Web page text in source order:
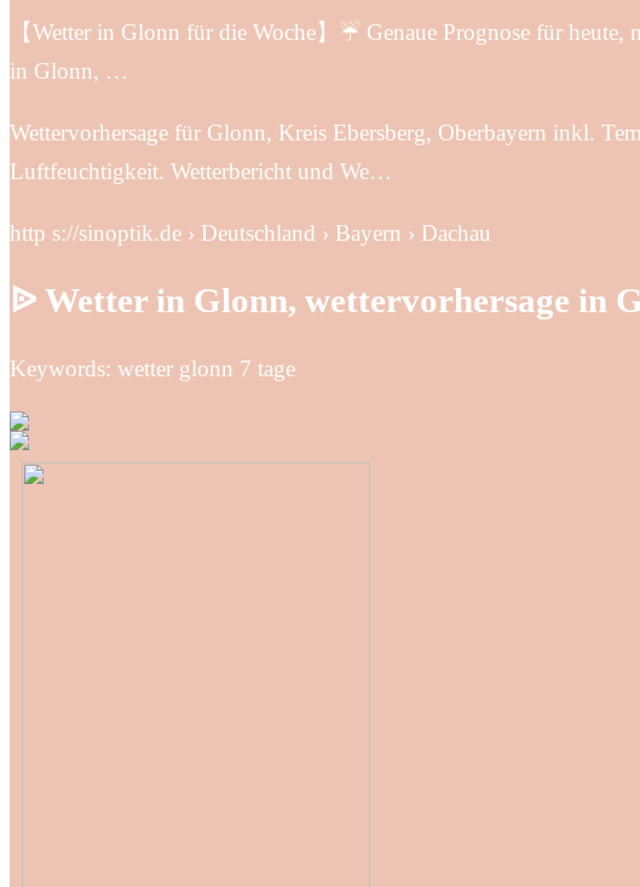
【Wetter in Glonn für die Woche】☔ Genaue Prognose für
in Glonn, …
Wettervorhersage für Glonn, Kreis Ebersberg, Oberbayern inkl.
Luftfeuchtigkeit. Wetterbericht und We…
http s://sinoptik.de › Deutschland › Bayern › Dachau
ᐉ Wetter in Glonn, wettervorhersage in
Keywords: wetter glonn 7 tage